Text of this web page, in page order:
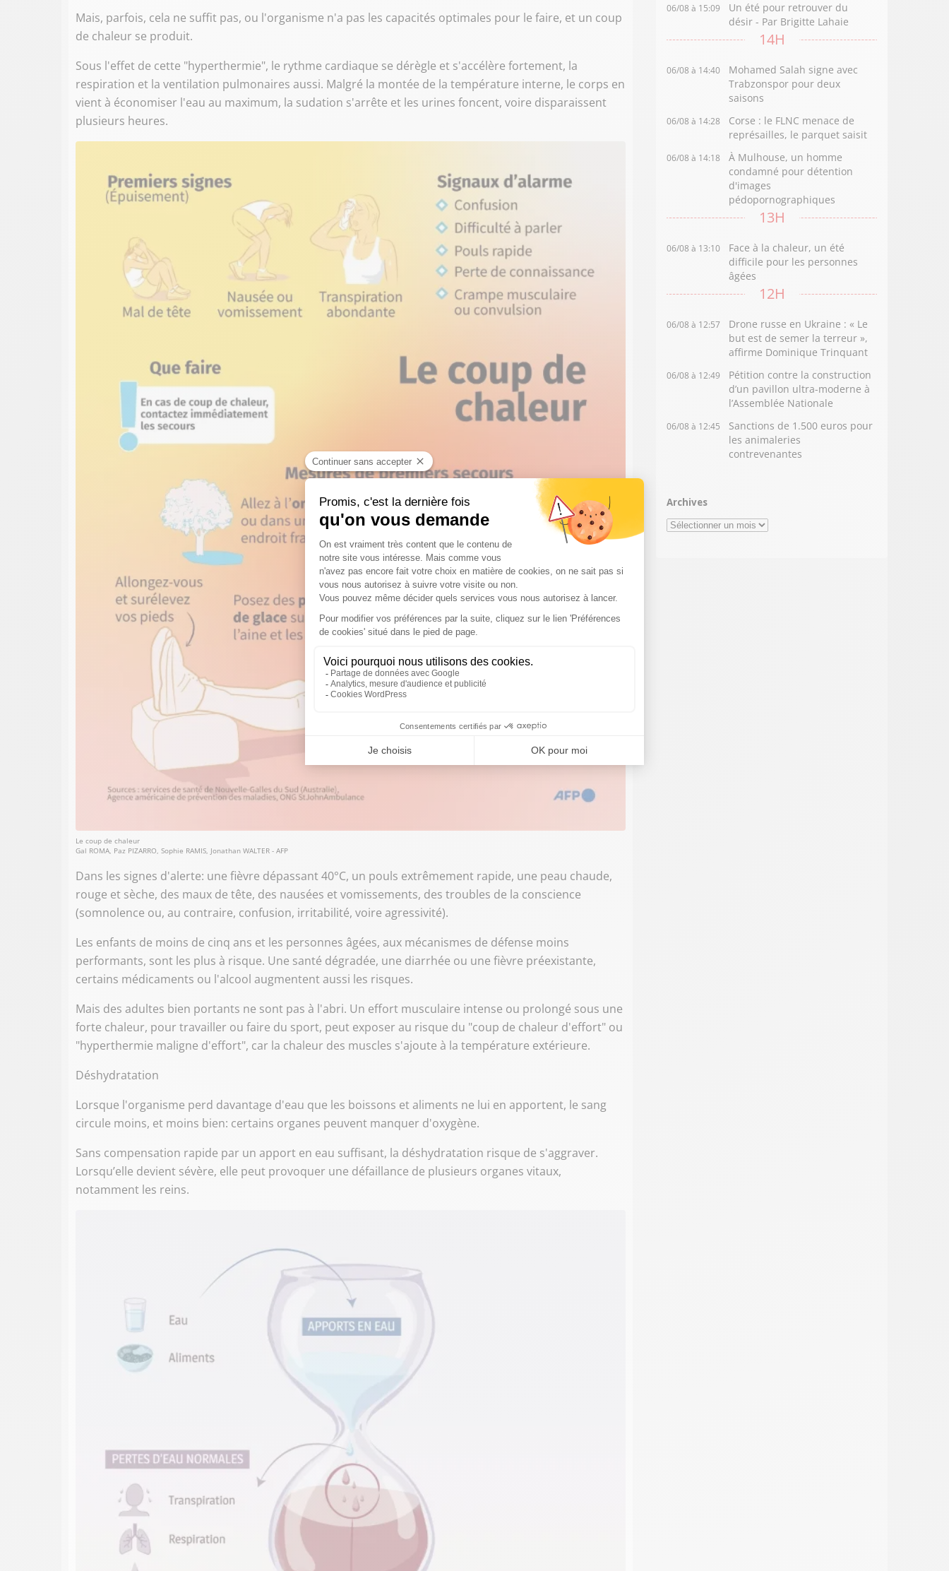
Mais, parfois, cela ne suffit pas, ou l'organisme n'a pas les capacités optimales pour le faire, et un coup
de chaleur se produit.
Sous l'effet de cette "hyperthermie", le rythme cardiaque se dérègle et s'accélère fortement, la
respiration et la ventilation pulmonaires aussi. Malgré la montée de la température interne, le corps en
vient à économiser l'eau au maximum, la sudation s'arrête et les urines foncent, voire disparaissent
plusieurs heures.
Le coup de chaleur
Gal ROMA, Paz PIZARRO, Sophie RAMIS, Jonathan WALTER - AFP
Dans les signes d'alerte: une fièvre dépassant 40°C, un pouls extrêmement rapide, une peau chaude,
rouge et sèche, des maux de tête, des nausées et vomissements, des troubles de la conscience
(somnolence ou, au contraire, confusion, irritabilité, voire agressivité).
Les enfants de moins de cinq ans et les personnes âgées, aux mécanismes de défense moins
performants, sont les plus à risque. Une santé dégradée, une diarrhée ou une fièvre préexistante,
certains médicaments ou l'alcool augmentent aussi les risques.
Mais des adultes bien portants ne sont pas à l'abri. Un effort musculaire intense ou prolongé sous une
forte chaleur, pour travailler ou faire du sport, peut exposer au risque du "coup de chaleur d'effort" ou
"hyperthermie maligne d'effort", car la chaleur des muscles s'ajoute à la température extérieure.
Déshydratation
Lorsque l'organisme perd davantage d'eau que les boissons et aliments ne lui en apportent, le sang
circule moins, et moins bien: certains organes peuvent manquer d'oxygène.
Sans compensation rapide par un apport en eau suffisant, la déshydratation risque de s'aggraver.
Lorsqu’elle devient sévère, elle peut provoquer une défaillance de plusieurs organes vitaux,
notamment les reins.
06/08 à 15:09
Un été pour retrouver du
désir - Par Brigitte Lahaie
14H
06/08 à 14:40
Mohamed Salah signe avec
Trabzonspor pour deux
saisons
06/08 à 14:28
Corse : le FLNC menace de
représailles, le parquet saisit
06/08 à 14:18
À Mulhouse, un homme
condamné pour détention
d'images
pédopornographiques
13H
06/08 à 13:10
Face à la chaleur, un été
difficile pour les personnes
âgées
12H
06/08 à 12:57
Drone russe en Ukraine : « Le
but est de semer la terreur »,
affirme Dominique Trinquant
06/08 à 12:49
Pétition contre la construction
d’un pavillon ultra-moderne à
l’Assemblée Nationale
06/08 à 12:45
Sanctions de 1.500 euros pour
les animaleries
contrevenantes
Archives
Archives